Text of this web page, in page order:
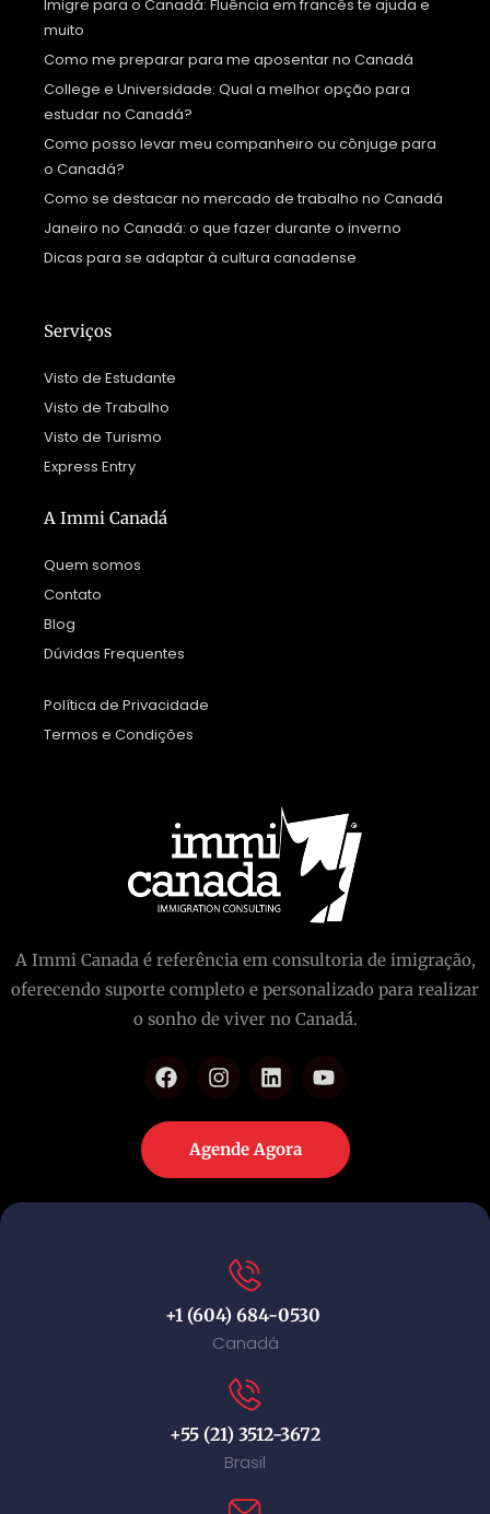
Imigre para o Canadá: Fluência em francês te ajuda e
muito
Como me preparar para me aposentar no Canadá
College e Universidade: Qual a melhor opção para
estudar no Canadá?
Como posso levar meu companheiro ou cônjuge para
o Canadá?
Como se destacar no mercado de trabalho no Canadá
Janeiro no Canadá: o que fazer durante o inverno
Dicas para se adaptar à cultura canadense
Serviços
Visto de Estudante
Visto de Trabalho
Visto de Turismo
Express Entry
A Immi Canadá
Quem somos
Contato
Blog
Dúvidas Frequentes
Política de Privacidade
Termos e Condições
A Immi Canada é referência em consultoria de imigração,
oferecendo suporte completo e personalizado para realizar
o sonho de viver no Canadá.
Agende Agora
+1 (604) 684-0530
Canadá
+55 (21) 3512-3672
Brasil